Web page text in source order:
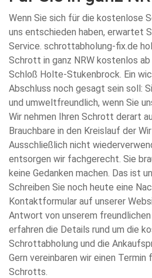
Wenn Sie sich für die kostenlose
uns entschieden haben, erwartet
Service. schrottabholung-fix.de
Schrott in ganz NRW kostenlos
Schloß Holte-Stukenbrock. Ein
Abschluss noch gesagt sein soll:
und umweltfreundlich, wenn Sie
Wir nehmen Ihren Schrott derart
Brauchbare in den Kreislauf der
Ausschließlich nicht
entsorgen wir fachgerecht. Sie
keine Gedanken machen. Das ist
Schreiben Sie noch heute eine
Kontaktformular auf unserer
Antwort von unserem
erfahren die Details rund um die
Schrottabholung und die
Gern vereinbaren wir einen Termin
Schrotts.